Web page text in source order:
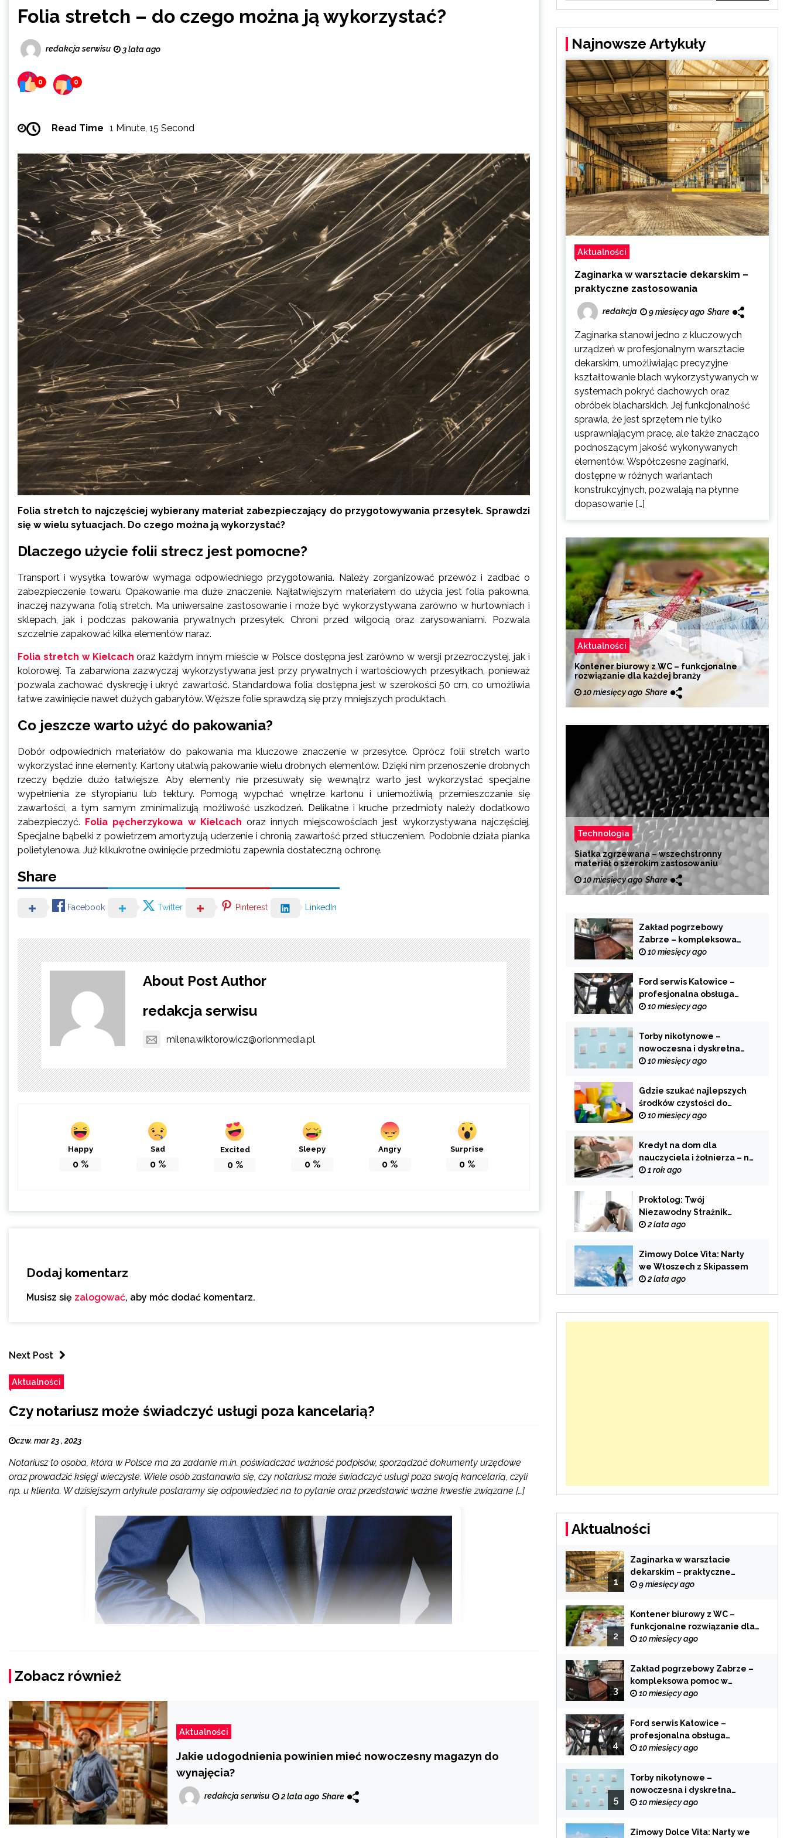
Folia stretch – do czego można ją wykorzystać?
redakcja serwisu 3 lata ago
0 0
Read Time 1 Minute, 15 Second
Folia stretch to najczęściej wybierany materiał zabezpieczający do przygotowywania przesyłek. Sprawdzi
się w wielu sytuacjach. Do czego można ją wykorzystać?
Dlaczego użycie folii strecz jest pomocne?
Transport i wysyłka towarów wymaga odpowiedniego przygotowania. Należy zorganizować przewóz i zadbać o
zabezpieczenie towaru. Opakowanie ma duże znaczenie. Najłatwiejszym materiałem do użycia jest folia pakowna,
inaczej nazywana folią stretch. Ma uniwersalne zastosowanie i może być wykorzystywana zarówno w hurtowniach i
sklepach, jak i podczas pakowania prywatnych przesyłek. Chroni przed wilgocią oraz zarysowaniami. Pozwala
szczelnie zapakować kilka elementów naraz.
Folia stretch w Kielcach oraz każdym innym mieście w Polsce dostępna jest zarówno w wersji przezroczystej, jak i
kolorowej. Ta zabarwiona zazwyczaj wykorzystywana jest przy prywatnych i wartościowych przesyłkach, ponieważ
pozwala zachować dyskrecję i ukryć zawartość. Standardowa folia dostępna jest w szerokości 50 cm, co umożliwia
łatwe zawinięcie nawet dużych gabarytów. Węższe folie sprawdzą się przy mniejszych produktach.
Co jeszcze warto użyć do pakowania?
Dobór odpowiednich materiałów do pakowania ma kluczowe znaczenie w przesyłce. Oprócz folii stretch warto
wykorzystać inne elementy. Kartony ułatwią pakowanie wielu drobnych elementów. Dzięki nim przenoszenie drobnych
rzeczy będzie dużo łatwiejsze. Aby elementy nie przesuwały się wewnątrz warto jest wykorzystać specjalne
wypełnienia ze styropianu lub tektury. Pomogą wypchać wnętrze kartonu i uniemożliwią przemieszczanie się
zawartości, a tym samym zminimalizują możliwość uszkodzeń. Delikatne i kruche przedmioty należy dodatkowo
zabezpieczyć. Folia pęcherzykowa w Kielcach oraz innych miejscowościach jest wykorzystywana najczęściej.
Specjalne bąbelki z powietrzem amortyzują uderzenie i chronią zawartość przed stłuczeniem. Podobnie działa pianka
polietylenowa. Już kilkukrotne owinięcie przedmiotu zapewnia dostateczną ochronę.
Share
Facebook Twitter Pinterest LinkedIn
About Post Author
redakcja serwisu
milena.wiktorowicz@orionmedia.pl
Happy
0%
Sad
0%
Excited
0%
Sleepy
0%
Angry
0 %
Surprise
0 %
Dodaj komentarz
Musisz się zalogować, aby móc dodać komentarz.
Next Post
Aktualności
Czy notariusz może świadczyć usługi poza kancelarią?
czw. mar 23 , 2023
Notariusz to osoba, która w Polsce ma za zadanie m.in. poświadczać ważność podpisów, sporządzać dokumenty urzędowe
oraz prowadzić księgi wieczyste. Wiele osób zastanawia się, czy notariusz może świadczyć usługi poza swoją kancelarią, czyli
np. u klienta. W dzisiejszym artykule postaramy się odpowiedzieć na to pytanie oraz przedstawić ważne kwestie związane […]
Zobacz również
Aktualności
Jakie udogodnienia powinien mieć nowoczesny magazyn do
wynajęcia?
redakcja serwisu 2 lata ago Share
Najnowsze Artykuły
Aktualności
Zaginarka w warsztacie dekarskim –
praktyczne zastosowania
redakcja 9 miesięcy ago Share
Zaginarka stanowi jedno z kluczowych
urządzeń w profesjonalnym warsztacie
dekarskim, umożliwiając precyzyjne
kształtowanie blach wykorzystywanych w
systemach pokryć dachowych oraz
obróbek blacharskich. Jej funkcjonalność
sprawia, że jest sprzętem nie tylko
usprawniającym pracę, ale także znacząco
podnoszącym jakość wykonywanych
elementów. Współczesne zaginarki,
dostępne w różnych wariantach
konstrukcyjnych, pozwalają na płynne
dopasowanie […]
Aktualności
Kontener biurowy z WC – funkcjonalne
rozwiązanie dla każdej branży
10 miesięcy ago Share
Technologia
Siatka zgrzewana – wszechstronny
materiał o szerokim zastosowaniu
10 miesięcy ago Share
Zakład pogrzebowy
Zabrze – kompleksowa
pomoc w trudnych
10 miesięcy ago
Ford serwis Katowice –
profesjonalna obsługa
Twojego samochodu
10 miesięcy ago
Torby nikotynowe –
nowoczesna i dyskretna
alternatywa dla
10 miesięcy ago
Gdzie szukać najlepszych
środków czystości do
swojego domu?
10 miesięcy ago
Kredyt na dom dla
nauczyciela i żołnierza – na
co zwrócić uwagę przy
1 rok ago
Proktolog: Twój
Niezawodny Strażnik
Zdrowia Układu
2 lata ago
Zimowy Dolce Vita: Narty
we Włoszech z Skipassem
2 lata ago
Aktualności
1
Zaginarka w warsztacie
dekarskim – praktyczne
zastosowania
9 miesięcy ago
2
Kontener biurowy z WC –
funkcjonalne rozwiązanie dla
każdej branży
10 miesięcy ago
3
Zakład pogrzebowy Zabrze –
kompleksowa pomoc w
trudnych chwilach
10 miesięcy ago
4
Ford serwis Katowice –
profesjonalna obsługa
Twojego samochodu
10 miesięcy ago
5
Torby nikotynowe –
nowoczesna i dyskretna
alternatywa dla tradycyjnego
10 miesięcy ago
Zimowy Dolce Vita: Narty we